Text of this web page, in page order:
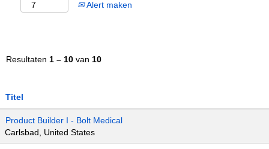
Alert maken
Resultaten 1 – 10 van 10
Titel
Product Builder I - Bolt Medical
Carlsbad, United States